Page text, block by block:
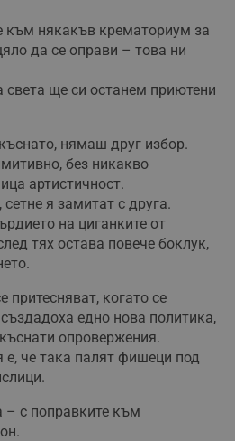
към някакъв крематориум за
да се оправи – това ни
света ще си останем приютени
нямаш друг избор.
без никакво
артистичност.
я замитат с друга.
на циганките от
тях остава повече боклук,
притесняват, когато се
едно нова политика,
опровержения.
е, че така палят фишеци под
– с поправките към